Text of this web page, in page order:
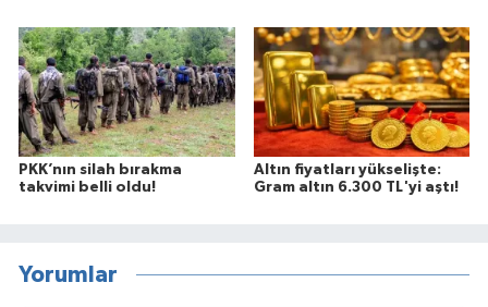
PKK’nın silah bırakma
takvimi belli oldu!
Altın fiyatları yükselişte:
Gram altın 6.300 TL'yi aştı!
Yorumlar